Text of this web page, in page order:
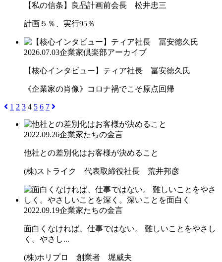
【私の信条】良品計画前会長 松井忠三
計画５％、実行95％
2026.07.03企業家倶楽部アーカイブ
【核心インタビュー】ティア社長 冨安徳久氏
《企業家の肖像》コロナ禍でこそ原点回帰
1 2 3 4 5 6 7
2022.09.26企業家たちの金言
他社との差別化はお客様が決めること
(株)ストライク 代表取締役社長 荒井邦彦
2022.09.19企業家たちの金言
面白くなければ、仕事ではない。 難しいことをやさし
く。やさし...
(株)ホリプロ 創業者 堀威夫